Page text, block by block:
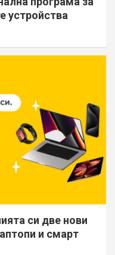
устройства
си две нови
и смарт